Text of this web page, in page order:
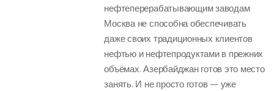
нефтеперерабатывающим заводам
Москва не способна обеспечивать
даже своих традиционных клиентов
нефтью и нефтепродуктами в прежних
объёмах. Азербайджан готов это место
занять. И не просто готов — уже